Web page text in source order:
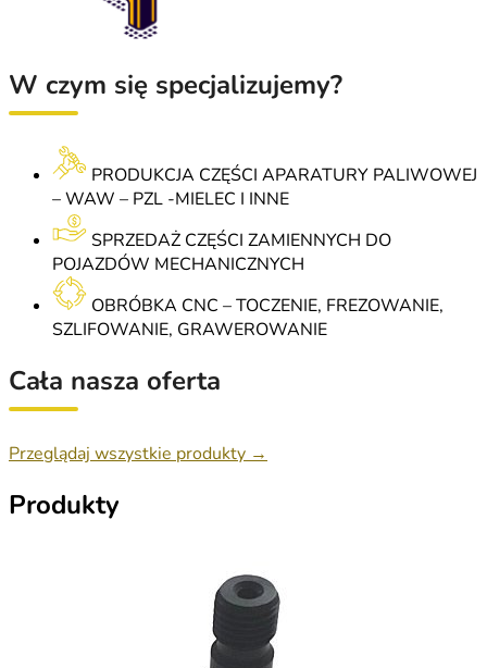
W czym się specjalizujemy?
PRODUKCJA CZĘŚCI APARATURY PALIWOWEJ
– WAW – PZL -MIELEC I INNE
SPRZEDAŻ CZĘŚCI ZAMIENNYCH DO
POJAZDÓW MECHANICZNYCH
OBRÓBKA CNC – TOCZENIE, FREZOWANIE,
SZLIFOWANIE, GRAWEROWANIE
Cała nasza oferta
Przeglądaj wszystkie produkty →
Produkty